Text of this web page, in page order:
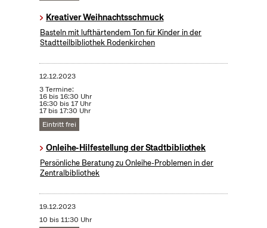
Kreativer Weihnachtsschmuck
Basteln mit lufthärtendem Ton für Kinder in der
Stadtteilbibliothek Rodenkirchen
12.12.2023
3 Termine:
16 bis 16:30 Uhr
16:30 bis 17 Uhr
17 bis 17:30 Uhr
Eintritt frei
Onleihe-Hilfestellung der Stadtbibliothek
Persönliche Beratung zu Onleihe-Problemen in der
Zentralbibliothek
19.12.2023
10 bis 11:30 Uhr